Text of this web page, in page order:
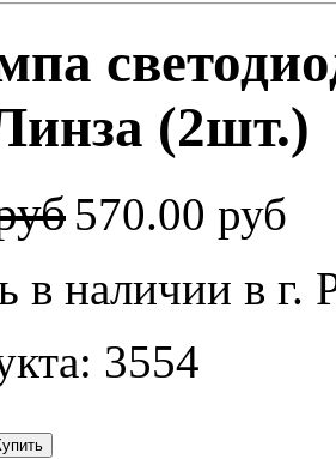
(2шт.)
570.00 руб
в наличии в г.
3554